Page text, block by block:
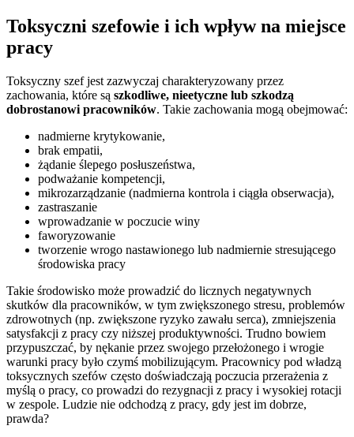
Toksyczni szefowie i ich wpływ na miejsce
pracy
Toksyczny szef jest zazwyczaj charakteryzowany przez
zachowania, które są szkodliwe, nieetyczne lub szkodzą
dobrostanowi pracowników. Takie zachowania mogą obejmować:
nadmierne krytykowanie,
brak empatii,
żądanie ślepego posłuszeństwa,
podważanie kompetencji,
mikrozarządzanie (nadmierna kontrola i ciągła obserwacja),
zastraszanie
wprowadzanie w poczucie winy
faworyzowanie
tworzenie wrogo nastawionego lub nadmiernie stresującego
środowiska pracy
Takie środowisko może prowadzić do licznych negatywnych
skutków dla pracowników, w tym zwiększonego stresu, problemów
zdrowotnych (np. zwiększone ryzyko zawału serca), zmniejszenia
satysfakcji z pracy czy niższej produktywności. Trudno bowiem
przypuszczać, by nękanie przez swojego przełożonego i wrogie
warunki pracy było czymś mobilizującym. Pracownicy pod władzą
toksycznych szefów często doświadczają poczucia przerażenia z
myślą o pracy, co prowadzi do rezygnacji z pracy i wysokiej rotacji
w zespole. Ludzie nie odchodzą z pracy, gdy jest im dobrze,
prawda?